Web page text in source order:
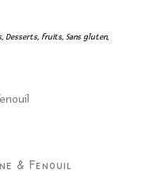
, Desserts, fruits, Sans gluten,
& Fenouil